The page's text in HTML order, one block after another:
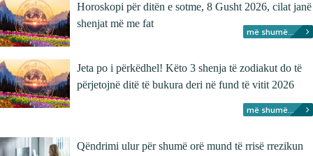
Horoskopi për ditën e sotme, 8 Gusht 2026, cilat janë
shenjat më me fat
më shumë...
Jeta po i përkëdhel! Këto 3 shenja të zodiakut do të
përjetojnë ditë të bukura deri në fund të vitit 2026
më shumë...
Qëndrimi ulur për shumë orë mund të rrisë rrezikun